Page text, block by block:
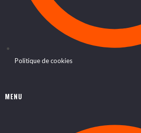
Politique de cookies
MENU